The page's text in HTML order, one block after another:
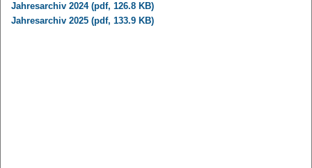
Jahresarchiv 2024 (pdf, 126.8 KB)
Jahresarchiv 2025 (pdf, 133.9 KB)